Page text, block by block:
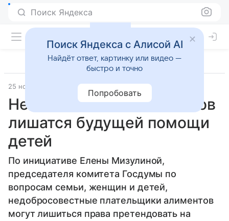
Поиск Яндекса
25 ноября 2014 Материал подготовила Юлия Озерова
Неплательщики алиментов
лишатся будущей помощи
детей
По инициативе Елены Мизулиной,
председателя комитета Госдумы по
вопросам семьи, женщин и детей,
недобросовестные плательщики алиментов
могут лишиться права претендовать на
Поиск Яндекса с Алисой AI
Найдёт ответ, картинку или видео —
быстро и точно
Попробовать